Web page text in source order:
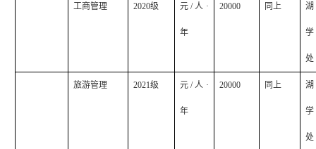
工商管理 2020级 元/人·
年
20000 同上
处
旅游管理 2021级 元/人·
年
20000 同上
处